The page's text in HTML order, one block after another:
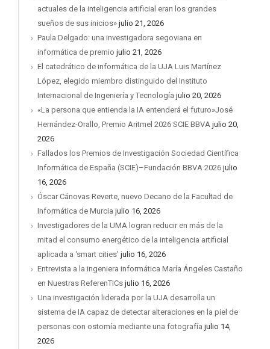
actuales de la inteligencia artificial eran los grandes
sueños de sus inicios» julio 21, 2026
Paula Delgado: una investigadora segoviana en
informática de premio julio 21, 2026
El catedrático de informática de la UJA Luis Martínez
López, elegido miembro distinguido del Instituto
Internacional de Ingeniería y Tecnología julio 20, 2026
«La persona que entienda la IA entenderá el futuro»José
Hernández-Orallo, Premio Aritmel 2026 SCIE BBVA julio 20,
2026
Fallados los Premios de Investigación Sociedad Científica
Informática de España (SCIE)–Fundación BBVA 2026 julio
16, 2026
Óscar Cánovas Reverte, nuevo Decano de la Facultad de
Informática de Murcia julio 16, 2026
Investigadores de la UMA logran reducir en más de la
mitad el consumo energético de la inteligencia artificial
aplicada a ‘smart cities’ julio 16, 2026
Entrevista a la ingeniera informática María Ángeles Castaño
en Nuestras ReferenTICs julio 16, 2026
Una investigación liderada por la UJA desarrolla un
sistema de IA capaz de detectar alteraciones en la piel de
personas con ostomía mediante una fotografía julio 14,
2026